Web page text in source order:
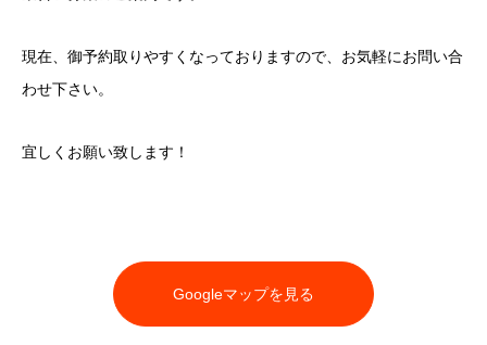
現在、御予約取りやすくなっておりますので、お気軽にお問い合
わせ下さい。
宜しくお願い致します！
Googleマップを見る